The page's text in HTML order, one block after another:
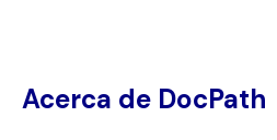
Acerca de DocPath